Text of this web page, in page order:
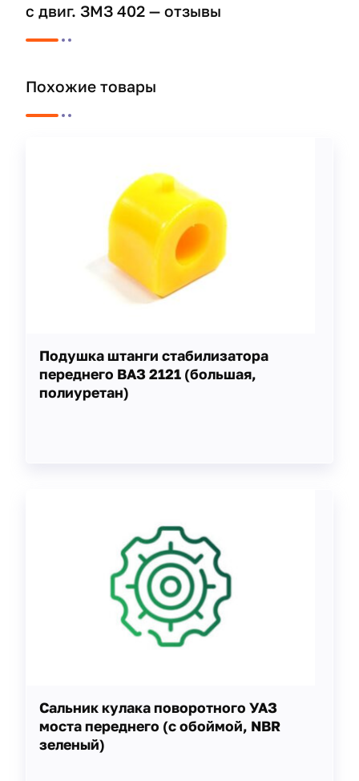
с двиг. ЗМЗ 402 — отзывы
Похожие товары
Подушка штанги стабилизатора
переднего ВАЗ 2121 (большая,
полиуретан)
Сальник кулака поворотного УАЗ
моста переднего (с обоймой, NBR
зеленый)